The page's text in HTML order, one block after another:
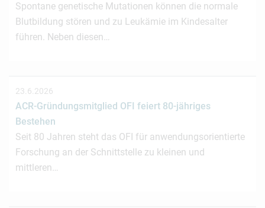
Spontane genetische Mutationen können die normale
Blutbildung stören und zu Leukämie im Kindesalter
führen. Neben diesen…
23.6.2026
ACR-Gründungsmitglied OFI feiert 80-jähriges
Bestehen
Seit 80 Jahren steht das OFI für anwendungsorientierte
Forschung an der Schnittstelle zu kleinen und
mittleren…